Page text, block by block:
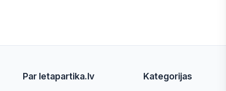
Par letapartika.lv Kategorijas